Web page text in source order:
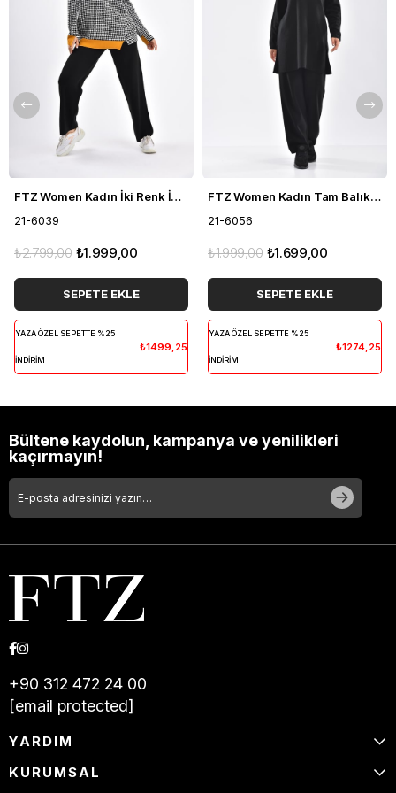
FTZ Women Kadın İki Renk İkili Takım Siyah 21-6039
21-6039
₺1.999,00
₺2.799,00
SEPETE EKLE
YAZA ÖZEL SEPETTE %25
İNDİRİM
₺1499,25
FTZ Women Kadın Tam Balıkçı İkili Takım Siyah 21-6056
21-6056
₺1.699,00
₺1.999,00
SEPETE EKLE
YAZA ÖZEL SEPETTE %25
İNDİRİM
₺1274,25
Bültene kaydolun, kampanya ve yenilikleri
kaçırmayın!
+90 312 472 24 00
[email protected]
YARDIM
KURUMSAL